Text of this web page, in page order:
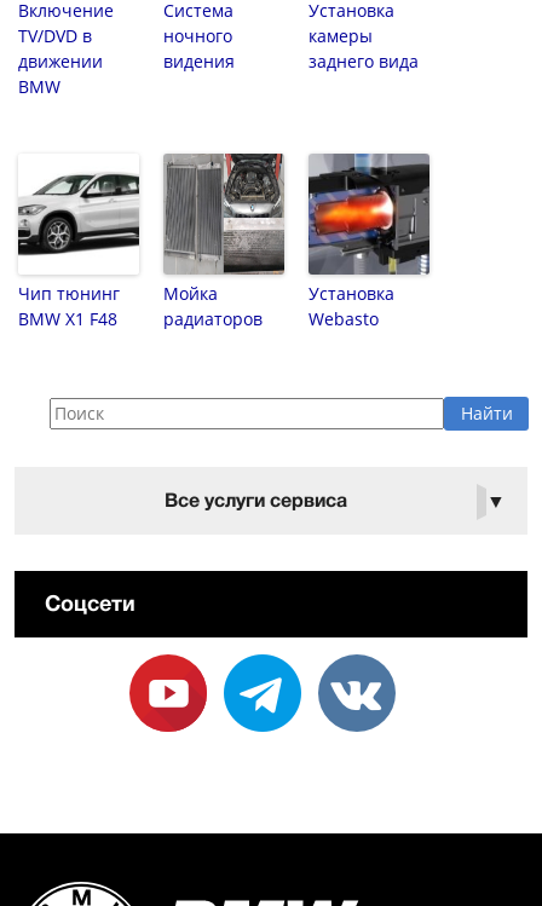
Включение
TV/DVD в
движении
BMW
Система
ночного
видения
Установка
камеры
заднего вида
Чип тюнинг
BMW X1 F48
Мойка
радиаторов
Установка
Webasto
Все услуги сервиса ▼
Соцсети